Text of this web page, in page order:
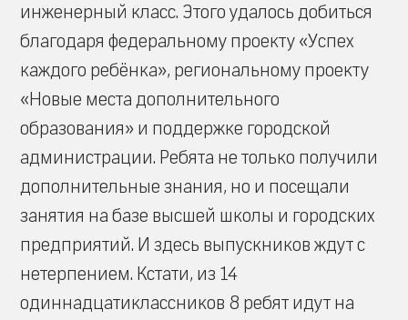
инженерный класс. Этого удалось добиться
благодаря федеральному проекту «Успех
каждого ребёнка», региональному проекту
«Новые места дополнительного
образования» и поддержке городской
администрации. Ребята не только получили
дополнительные знания, но и посещали
занятия на базе высшей школы и городских
предприятий. И здесь выпускников ждут с
нетерпением. Кстати, из 14
одиннадцатиклассников 8 ребят идут на